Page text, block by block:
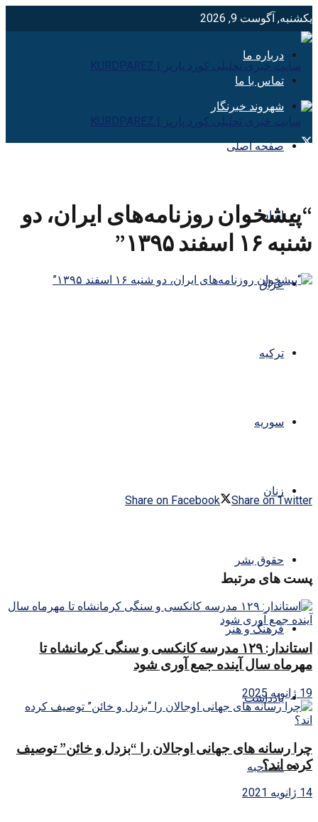
یکشنبه, آگوست 9, 2026
درباره ما
تماس با ما
شهروند خبرنگار
صفحه اصلی
ایران
عراق
ترکیه
سوریه
زنان
حقوق بشر
فرهنگ و هنر
یادداشت
مصاحبه
“پیشخوان روزنامه‌های ایران، دو
شنبه ۱۶ اسفند ۱۳۹۵”
Share on Facebook Share on Twitter
پست های مرتبط
استاندار: ۱۲۹ مدرسه کانکسی و سنگی کرمانشاه تا
مهرماه سال آینده جمع آوری شود
19 ژانویه 2025
چرا رسانه های جهانی اوجالان را “بزدل و خائن” توصیف
کرده اند؟
14 ژانویه 2021